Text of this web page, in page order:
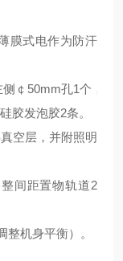
膜式电作为防汗
￠50mm孔1个，塞
发泡胶2条。
空层，并附照明
间距置物轨道2
机身平衡）。